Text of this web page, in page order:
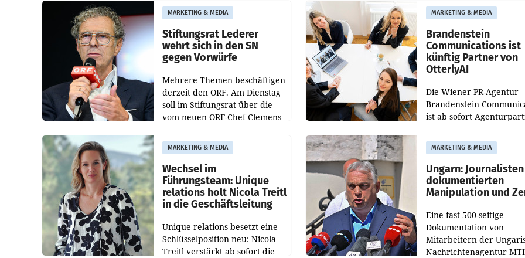
freigegeben: Die
Bundeswettbewerbsbehörde
und der Bundeskartellanwalt
aus, womit sich das
gegenüber Juli 2025
verdoppelte (+102
MARKETING & MEDIA
Stiftungsrat Lederer
wehrt sich in den SN
gegen Vorwürfe
Mehrere Themen beschäftigen
derzeit den ORF. Am Dienstag
soll im Stiftungsrat über die
vom neuen ORF-Chef Clemens
Besetzungen für die
Direktionen abgestimmt
werden.
MARKETING & MEDIA
Brandenstein
Communications ist
künftig Partner von
OtterlyAI
Die Wiener PR-Agentur
Brandenstein
ist ab sofort
Optimierungsplattform
OtterlyAI. Damit baut die
Agentur ihr
MARKETING & MEDIA
Wechsel im
Führungsteam: Unique
relations holt Nicola Treitl
in die Geschäftsleitung
Unique relations besetzt eine
Schlüsselposition neu: Nicola
Treitl verstärkt ab sofort die
MARKETING & MEDIA
Ungarn: Journalisten
dokumentierten
Manipulation und
Eine fast 500-seitige
Dokumentation von
Mitarbeitern der
Nachrichtenagentur